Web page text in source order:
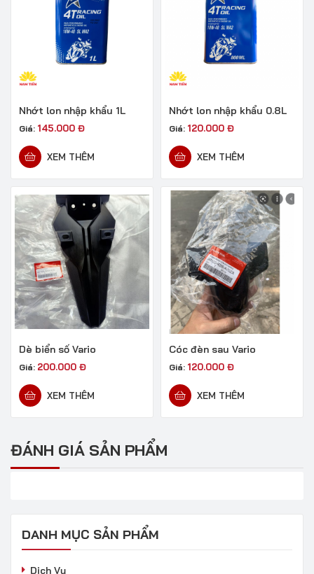
Nhớt lon nhập khẩu 1L
Giá: 145.000 Đ
XEM THÊM
Nhớt lon nhập khẩu 0.8L
Giá: 120.000 Đ
XEM THÊM
Dè biển số Vario
Giá: 200.000 Đ
XEM THÊM
Cóc đèn sau Vario
Giá: 120.000 Đ
XEM THÊM
ĐÁNH GIÁ SẢN PHẨM
DANH MỤC SẢN PHẨM
Dịch Vụ